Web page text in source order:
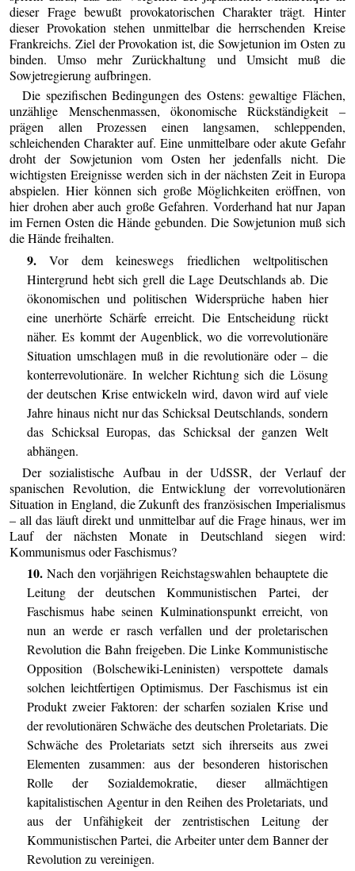
dieser Frage bewußt provokatorischen Charakter trägt. Hinter
dieser Provokation stehen unmittelbar die herrschenden Kreise
Frankreichs. Ziel der Provokation ist, die Sowjetunion im Osten zu
binden. Umso mehr Zurückhaltung und Umsicht muß die
Sowjetregierung aufbringen.
Die spezifischen Bedingungen des Ostens: gewaltige Flächen,
unzählige Menschenmassen, ökonomische Rückständigkeit –
prägen allen Prozessen einen langsamen, schleppenden,
schleichenden Charakter auf. Eine unmittelbare oder akute Gefahr
droht der Sowjetunion vom Osten her jedenfalls nicht. Die
wichtigsten Ereignisse werden sich in der nächsten Zeit in Europa
abspielen. Hier können sich große Möglichkeiten eröffnen, von
hier drohen aber auch große Gefahren. Vorderhand hat nur Japan
im Fernen Osten die Hände gebunden. Die Sowjetunion muß sich
die Hände freihalten.
9.Vor dem keineswegs friedlichen weltpolitischen
Hintergrund hebt sich grell die Lage Deutschlands ab. Die
ökonomischen und politischen Widersprüche haben hier
eine unerhörte Schärfe erreicht. Die Entscheidung rückt
näher. Es kommt der Augenblick, wo die vorrevolutionäre
Situation umschlagen muß in die revolutionäre oder – die
konterrevolutionäre. In welcher Richtung sich die Lösung
der deutschen Krise entwickeln wird, davon wird auf viele
Jahre hinaus nicht nur das Schicksal Deutschlands, sondern
das Schicksal Europas, das Schicksal der ganzen Welt
abhängen.
Der sozialistische Aufbau in der UdSSR, der Verlauf der
spanischen Revolution, die Entwicklung der vorrevolutionären
Situation in England, die Zukunft des französischen Imperialismus
– all das läuft direkt und unmittelbar auf die Frage hinaus, wer im
Lauf der nächsten Monate in Deutschland siegen wird:
Kommunismus oder Faschismus?
10.Nach den vorjährigen Reichstagswahlen behauptete die
Leitung der deutschen Kommunistischen Partei, der
Faschismus habe seinen Kulminationspunkt erreicht, von
nun an werde er rasch verfallen und der proletarischen
Revolution die Bahn freigeben. Die Linke Kommunistische
Opposition (Bolschewiki-Leninisten) verspottete damals
solchen leichtfertigen Optimismus. Der Faschismus ist ein
Produkt zweier Faktoren: der scharfen sozialen Krise und
der revolutionären Schwäche des deutschen Proletariats. Die
Schwäche des Proletariats setzt sich ihrerseits aus zwei
Elementen zusammen: aus der besonderen historischen
Rolle der Sozialdemokratie, dieser allmächtigen
kapitalistischen Agentur in den Reihen des Proletariats, und
aus der Unfähigkeit der zentristischen Leitung der
Kommunistischen Partei, die Arbeiter unter dem Banner der
Revolution zu vereinigen.